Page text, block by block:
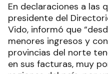
En declaraciones a las
presidente del
Vido, informó que
menores ingresos y
provincias del norte
en sus facturas, muy